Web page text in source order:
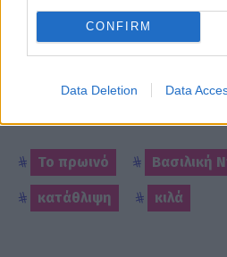
CONFIRM
Data Deletion Data
Δείτε τι άλλο ανέφερε η
Πρωινό στο παραπάνω
Το πρωινό Βασιλική
κατάθλιψη κιλά